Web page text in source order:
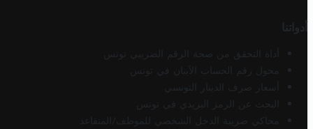
أدواتنا
أداة التحقق من صحة الرقم الضريبي تونس
محول رقم الحساب الآيبان في تونس
أسعار صرف الدينار التونسي
البحث عن الرمز البريدي في تونس
محاكي ضريبة الدخل الشخصي للموظف/المتقاعد